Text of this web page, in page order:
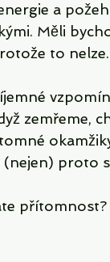
a
Měli
to nelze.
zemřeme,
proto
přítomnost?